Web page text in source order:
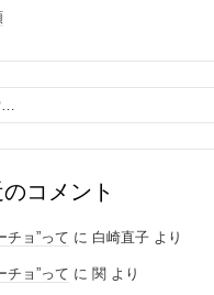
コメント
チョ”って に 白崎直子 より
チョ”って に 関 より